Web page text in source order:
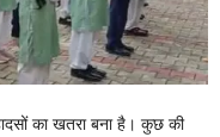
का खतरा बना है। कुछ की